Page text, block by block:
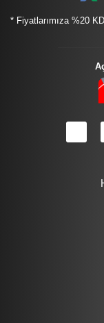
* Fiyatlarımıza %20